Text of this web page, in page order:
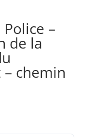
Police –
de la
chemin